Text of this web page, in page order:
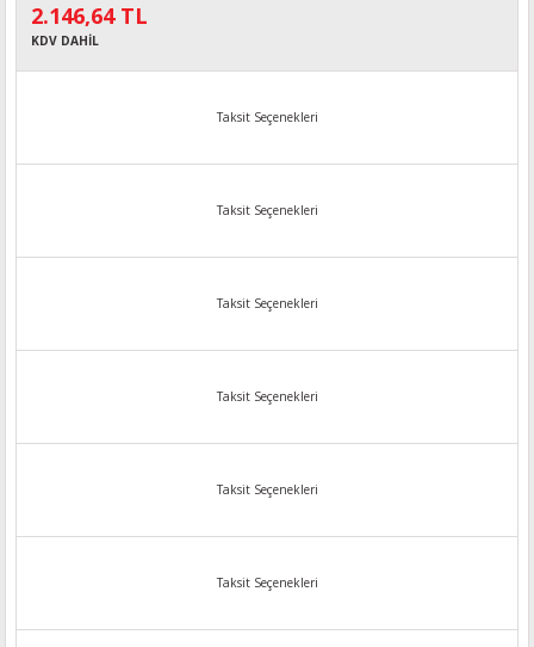
2.146,64 TL
KDV DAHİL
Taksit Seçenekleri
Taksit Seçenekleri
Taksit Seçenekleri
Taksit Seçenekleri
Taksit Seçenekleri
Taksit Seçenekleri